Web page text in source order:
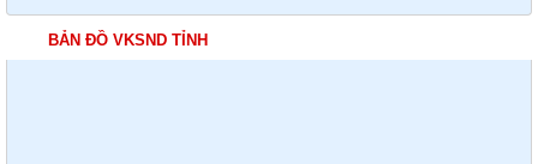
BẢN ĐỒ VKSND TỈNH